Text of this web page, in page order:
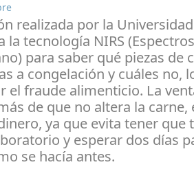
realizada por la
la tecnología NIRS
para saber qué piezas de
a congelación y cuáles no,
el fraude alimenticio. La
de que no altera la carne,
ya que evita tener que
y esperar dos días
se hacía antes.